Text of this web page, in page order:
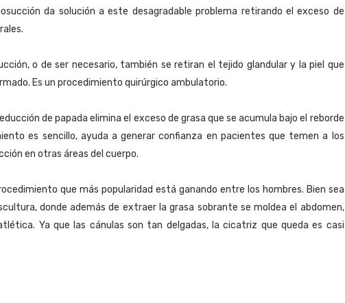
da solución a este desagradable problema retirando el exceso de
o de ser necesario, también se retiran el tejido glandular y la piel que
Es un procedimiento quirúrgico ambulatorio.
de papada elimina el exceso de grasa que se acumula bajo el reborde
es sencillo, ayuda a generar confianza en pacientes que temen a los
en otras áreas del cuerpo.
que más popularidad está ganando entre los hombres. Bien sea
donde además de extraer la grasa sobrante se moldea el abdomen,
Ya que las cánulas son tan delgadas, la cicatriz que queda es casi